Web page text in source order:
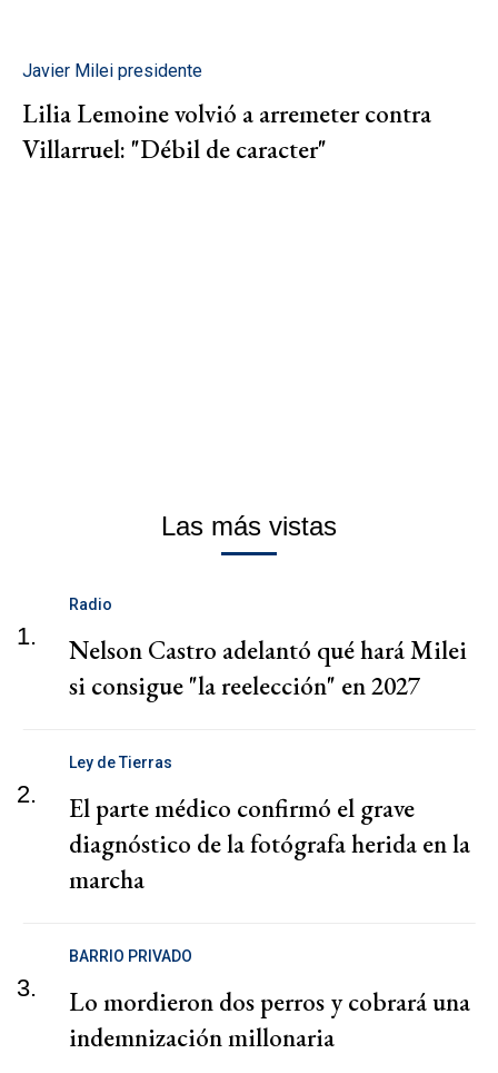
Javier Milei presidente
Lilia Lemoine volvió a arremeter contra
Villarruel: "Débil de caracter"
Las más vistas
1.
Radio
Nelson Castro adelantó qué hará Milei
si consigue "la reelección" en 2027
2.
Ley de Tierras
El parte médico confirmó el grave
diagnóstico de la fotógrafa herida en la
marcha
3.
BARRIO PRIVADO
Lo mordieron dos perros y cobrará una
indemnización millonaria